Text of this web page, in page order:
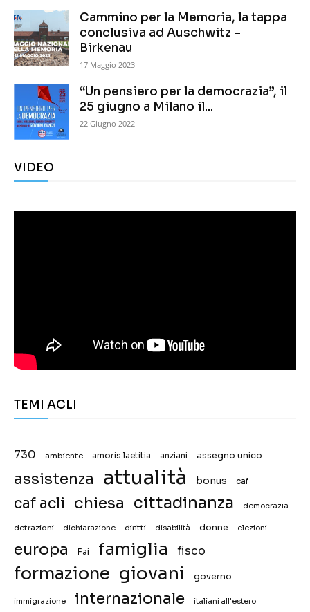
Cammino per la Memoria, la tappa
conclusiva ad Auschwitz –
Birkenau
17 Maggio 2023
“Un pensiero per la democrazia”, il
25 giugno a Milano il...
22 Giugno 2022
VIDEO
TEMI ACLI
730 ambiente amoris laetitia anziani assegno unico
assistenza attualità bonus caf
caf acli chiesa cittadinanza democrazia
detrazioni dichiarazione diritti disabilità donne elezioni
europa Fai famiglia fisco
formazione giovani governo
immigrazione internazionale italiani all'estero